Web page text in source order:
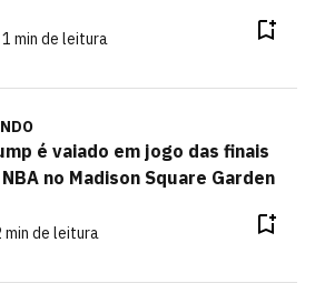
min de leitura
é vaiado em jogo das finais
no Madison Square Garden
min de leitura